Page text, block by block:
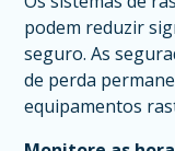
podem reduzir
seguro. As
de perda
equipamentos